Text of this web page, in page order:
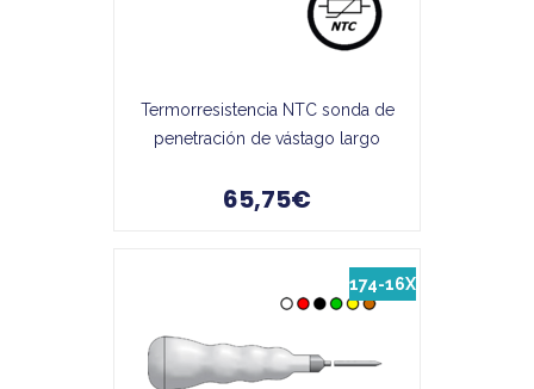
Termorresistencia NTC sonda de
penetración de vástago largo
65,75€
174-16X